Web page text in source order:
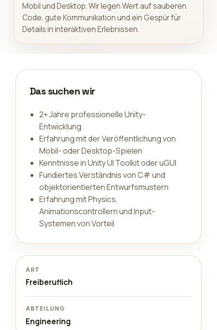
Mobil und Desktop. Wir legen Wert auf sauberen
Code, gute Kommunikation und ein Gespür für
Details in interaktiven Erlebnissen.
Das suchen wir
2+ Jahre professionelle Unity-
Entwicklung
Erfahrung mit der Veröffentlichung von
Mobil- oder Desktop-Spielen
Kenntnisse in Unity UI Toolkit oder uGUI
Fundiertes Verständnis von C# und
objektorientierten Entwurfsmustern
Erfahrung mit Physics,
Animationscontrollern und Input-
Systemen von Vorteil
ART
Freiberuflich
ABTEILUNG
Engineering